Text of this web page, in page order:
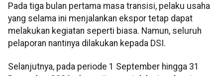
Pada tiga bulan pertama masa transisi, pelaku usaha
yang selama ini menjalankan ekspor tetap dapat
melakukan kegiatan seperti biasa. Namun, seluruh
pelaporan nantinya dilakukan kepada DSI.
Selanjutnya, pada periode 1 September hingga 31